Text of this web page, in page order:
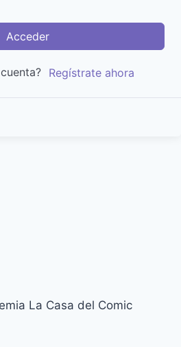
Acceder
Regístrate ahora
La Casa del Comic